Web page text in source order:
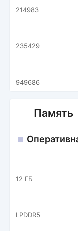
214983
235429
949686
Память
12 ГБ
LPDDR5